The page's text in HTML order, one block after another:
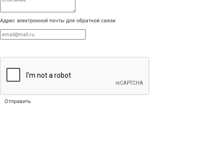
Адрес электронной почты для обратной связи